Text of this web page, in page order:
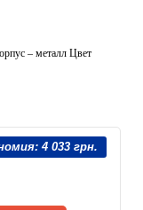
– металл Цвет
4 033 грн.